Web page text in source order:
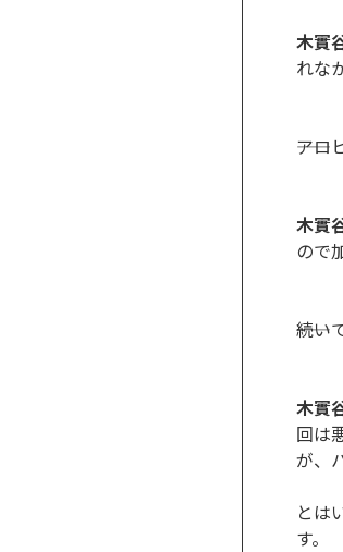
木實
れな
――ア
木實
ので
――続
木實
回は
が、
とは
す。